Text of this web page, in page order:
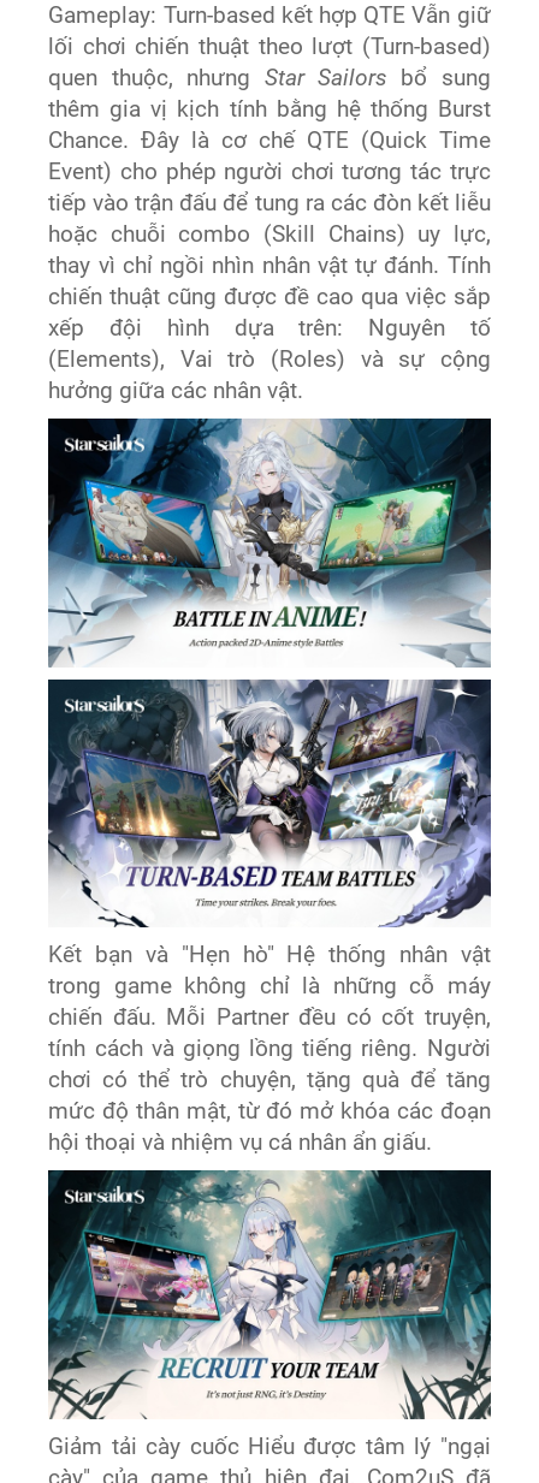
Gameplay: Turn-based kết hợp QTE Vẫn giữ
lối chơi chiến thuật theo lượt (Turn-based)
quen thuộc, nhưng Star Sailors bổ sung
thêm gia vị kịch tính bằng hệ thống Burst
Chance. Đây là cơ chế QTE (Quick Time
Event) cho phép người chơi tương tác trực
tiếp vào trận đấu để tung ra các đòn kết liễu
hoặc chuỗi combo (Skill Chains) uy lực,
thay vì chỉ ngồi nhìn nhân vật tự đánh. Tính
chiến thuật cũng được đề cao qua việc sắp
xếp đội hình dựa trên: Nguyên tố
(Elements), Vai trò (Roles) và sự cộng
hưởng giữa các nhân vật.
Kết bạn và "Hẹn hò" Hệ thống nhân vật
trong game không chỉ là những cỗ máy
chiến đấu. Mỗi Partner đều có cốt truyện,
tính cách và giọng lồng tiếng riêng. Người
chơi có thể trò chuyện, tặng quà để tăng
mức độ thân mật, từ đó mở khóa các đoạn
hội thoại và nhiệm vụ cá nhân ẩn giấu.
Giảm tải cày cuốc Hiểu được tâm lý "ngại